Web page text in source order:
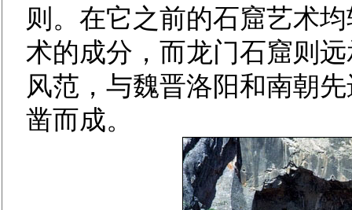
则。在它之前的石窟艺术
术的成分，而龙门石窟则
风范，与魏晋洛阳和南朝
凿而成。